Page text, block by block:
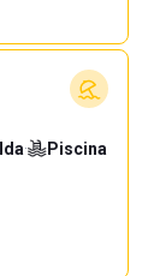
·
Piscina